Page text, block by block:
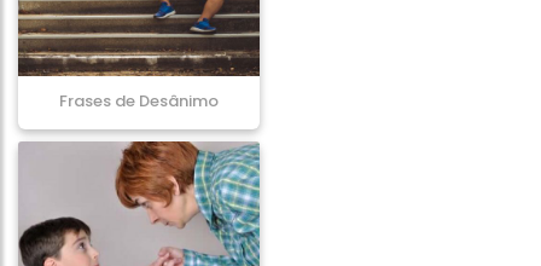
Frases de Desânimo